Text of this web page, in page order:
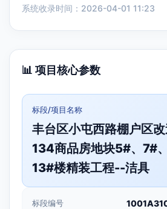
系统收录时间：2026-04-01 11:23
📊 项目核心参数
标段/项目名称
丰台区小屯西路棚户区
134商品房地块5#、7#
13#楼精装工程--洁具
标段编号